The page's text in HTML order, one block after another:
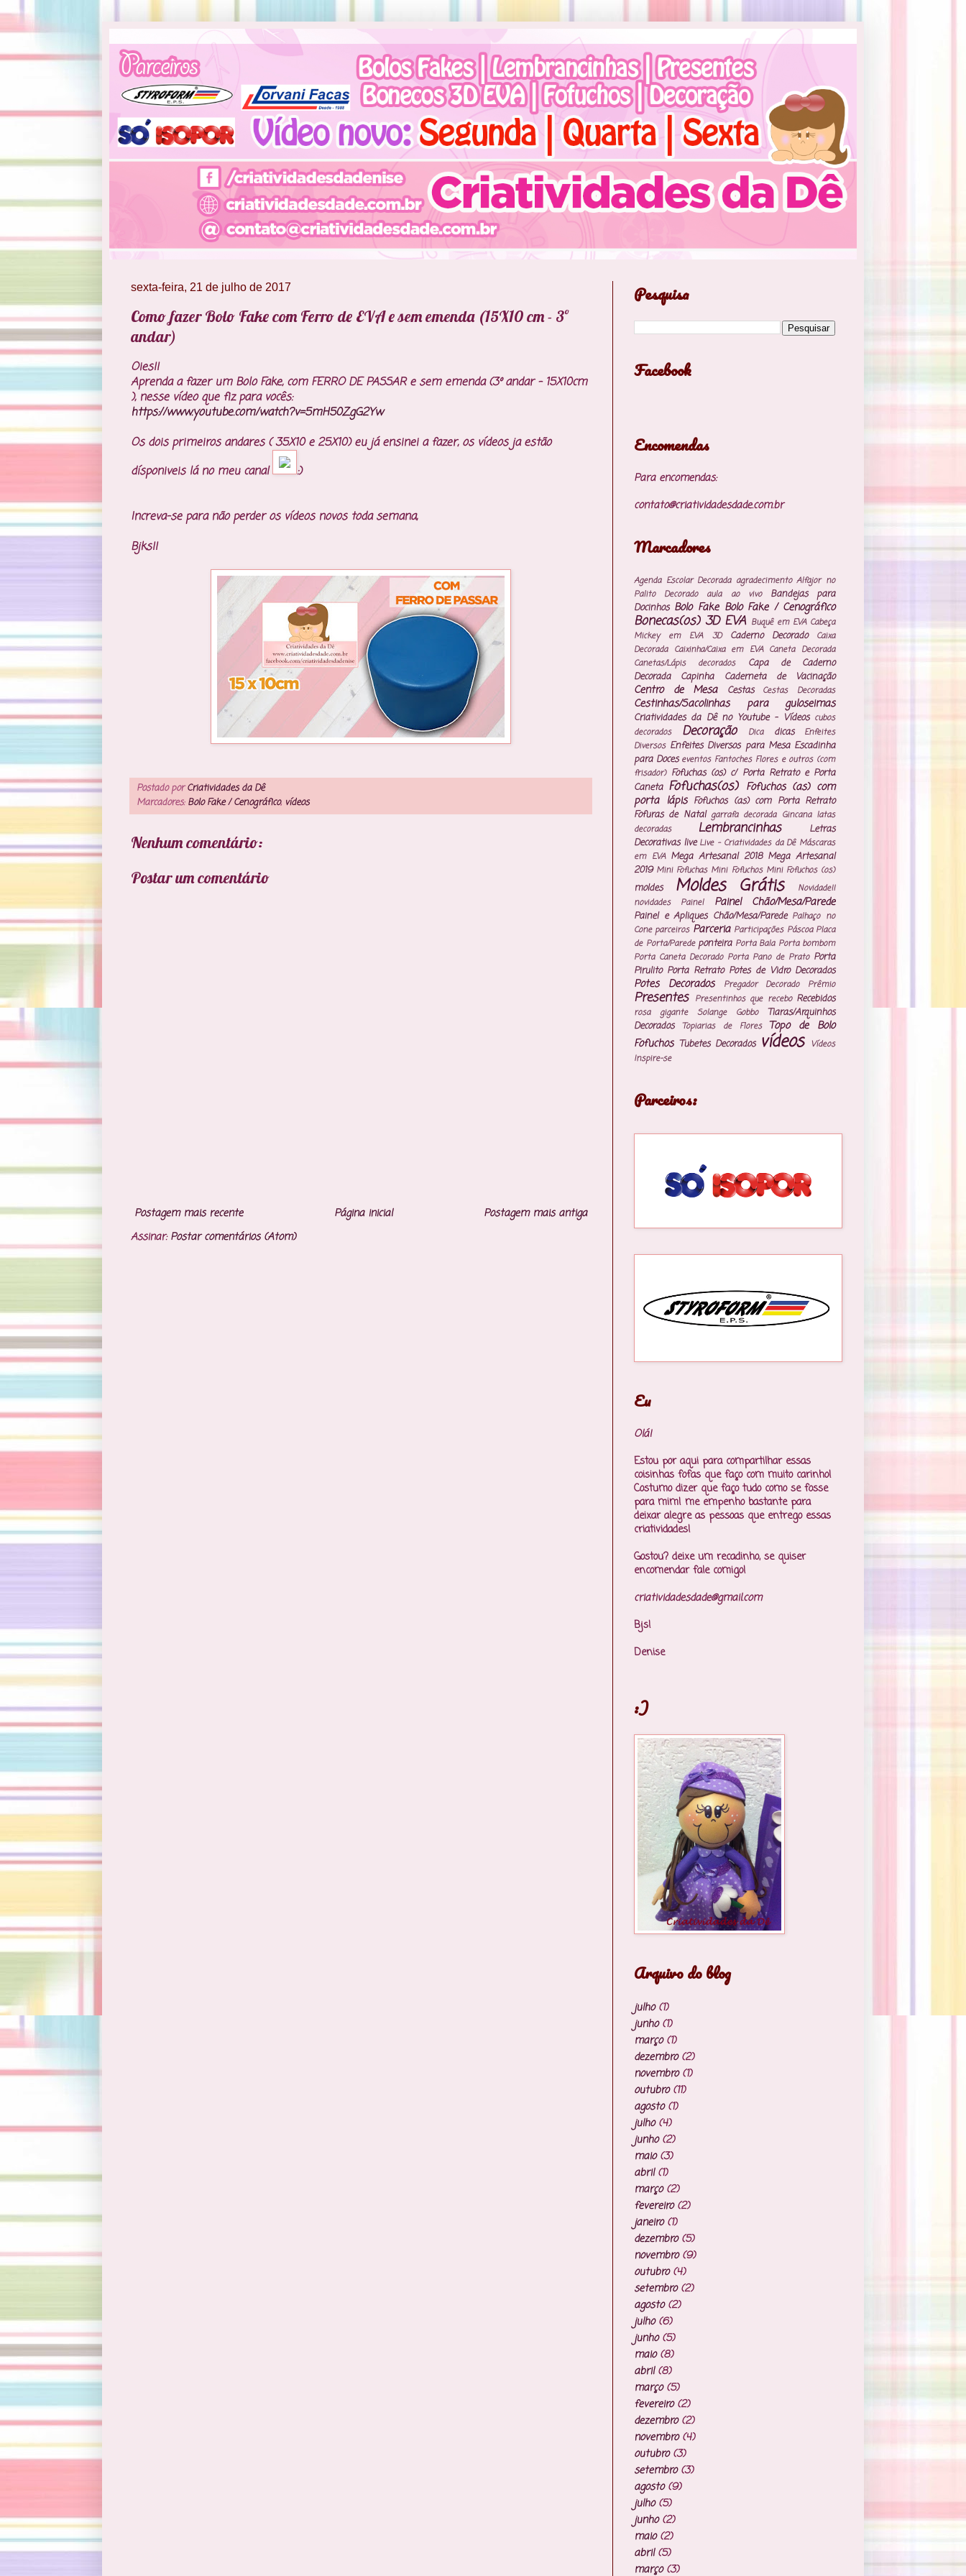
sexta-feira, 21 de julho de 2017
Como fazer Bolo Fake com Ferro de EVA e sem emenda (15X10 cm - 3º
andar)
Oies!!
Aprenda a fazer um Bolo Fake, com FERRO DE PASSAR e sem emenda (3º andar - 15X10cm
), nesse vídeo que fiz para vocês:
https://www.youtube.com/watch?v=5mH50ZgG2Yw
Os dois primeiros andares ( 35X10 e 25X10) eu já ensinei a fazer, os vídeos ja estão
dísponiveis lá no meu canal
:)
Increva-se para não perder os vídeos novos toda semana,
Bjks!!
Postado porCriatividades da Dê
Marcadores: Bolo Fake / Cenográfico, vídeos
Nenhum comentário:
Postar um comentário
Postagem mais recente Postagem mais antiga
Página inicial
Assinar:Postar comentários (Atom)
Pesquisa
Facebook
Encomendas
Para encomendas:
contato@criatividadesdade.com.br
Marcadores
Agenda Escolar Decorada agradecimento Alfajor no
Palito Decorado
aula ao vivo
Bandejas para
Docinhos Bolo Fake Bolo Fake / Cenográfico
Bonecas(os) 3D EVA Buquê em EVA Cabeça
Mickey em EVA 3D
Caderno Decorado
Caixa
Decorada Caixinha/Caixa em EVA Caneta Decorada
Canetas/Lápis decorados
Capa de Caderno
Decorada
Capinha Caderneta de Vacinação
Centro de Mesa Cestas Cestas Decoradas
Cestinhas/Sacolinhas para guloseimas
Criatividades da Dê no Youtube - Vídeos cubos
decorados
Decoração Dica dicas
Enfeites
Diversos Enfeites Diversos para Mesa Escadinha
para Doces eventos Fantoches Flores e outros (com
frisador) Fofuchas (os) c/ Porta Retrato e Porta
Caneta Fofuchas(os) Fofuchos (as) com
porta lápis Fofuchos (as) com Porta Retrato
Fofuras de Natal garrafa decorada Gincana latas
decoradas
Lembrancinhas
Letras
Decorativas live Live - Criatividades da Dê Máscaras
em EVA Mega Artesanal 2018 Mega Artesanal
2019 Mini Fofuchas Mini Fofuchos Mini Fofuchos (os)
moldes Moldes Grátis
Novidade!!
novidades
Painel Painel Chão/Mesa/Parede
Painel e Apliques Chão/Mesa/Parede Palhaço no
Cone parceiros Parceria Participações Páscoa Placa
de Porta/Parede ponteira Porta Bala Porta bombom
Porta Caneta Decorado Porta Pano de Prato Porta
Pirulito Porta Retrato Potes de Vidro Decorados
Potes Decorados Pregador Decorado Prêmio
Presentes Presentinhos que recebo Recebidos
rosa gigante Solange Gobbo
Tiaras/Arquinhos
Decorados
Topiarias de Flores
Topo de Bolo
Fofuchos Tubetes Decorados vídeos
Vídeos
Inspire-se
Parceiros:
Eu
Olá!
Estou por aqui para compartilhar essas
coisinhas fofas que faço com muito carinho!
Costumo dizer que faço tudo como se fosse
para mim! me empenho bastante para
deixar alegre as pessoas que entrego essas
criatividades!
Gostou? deixe um recadinho, se quiser
encomendar fale comigo!
criatividadesdade@gmail.com
Bjs!
Denise
:)
Arquivo do blog
julho(1)
junho(1)
março(1)
dezembro(2)
novembro(1)
outubro(11)
agosto(1)
julho(4)
junho(2)
maio(3)
abril(1)
março(2)
fevereiro(2)
janeiro(1)
dezembro(5)
novembro(9)
outubro(4)
setembro(2)
agosto(2)
julho(6)
junho(5)
maio(8)
abril(8)
março(5)
fevereiro(2)
dezembro(2)
novembro(4)
outubro(3)
setembro(3)
agosto(9)
julho(5)
junho(2)
maio(2)
abril(5)
março(3)